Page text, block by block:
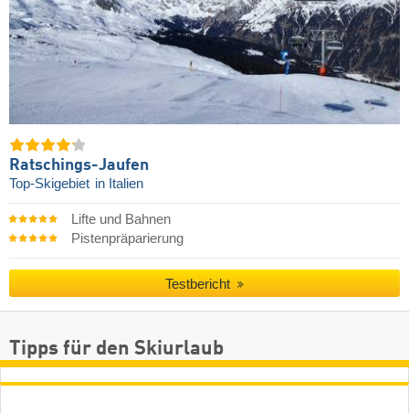
Ratschings-Jaufen
Top-Skigebiet in Italien
Lifte und Bahnen
Pistenpräparierung
Testbericht
Tipps für den Skiurlaub